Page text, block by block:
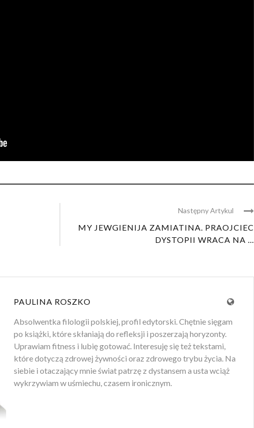
Następny Artykul
MY JEWGIENIJA ZAMIATINA. PRAOJCIEC
DYSTOPII WRACA NA ...
PAULINA ROSZKO
Absolwentka filologii polskiej, profil edytorski. Chętnie sięgam
po książki, które skłaniają do refleksji i poszerzają horyzonty.
Uprawiam fitness i lubię gotować. Interesuję się też tekstami,
które dotyczą zdrowej żywności oraz zdrowego trybu życia. Na
siebie i otaczający mnie świat patrzę z dystansem a usta wciąż
wykrzywiam w uśmiechu, czasem ironicznym.